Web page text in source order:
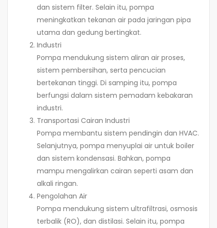
dan sistem filter. Selain itu, pompa
meningkatkan tekanan air pada jaringan pipa
utama dan gedung bertingkat.
Industri
Pompa mendukung sistem aliran air proses,
sistem pembersihan, serta pencucian
bertekanan tinggi. Di samping itu, pompa
berfungsi dalam sistem pemadam kebakaran
industri.
Transportasi Cairan Industri
Pompa membantu sistem pendingin dan HVAC.
Selanjutnya, pompa menyuplai air untuk boiler
dan sistem kondensasi. Bahkan, pompa
mampu mengalirkan cairan seperti asam dan
alkali ringan.
Pengolahan Air
Pompa mendukung sistem ultrafiltrasi, osmosis
terbalik (RO), dan distilasi. Selain itu, pompa